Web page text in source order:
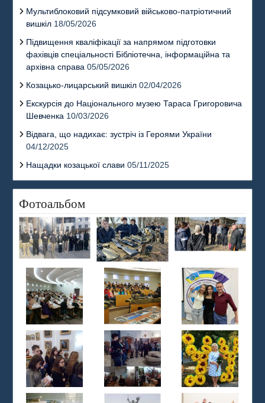
Мультиблоковий підсумковий військово-патріотичний
вишкіл 18/05/2026
Підвищення кваліфікації за напрямом підготовки
фахівців спеціальності Бібліотечна, інформаційна та
архівна справа 05/05/2026
Козацько-лицарський вишкіл 02/04/2026
Екскурсія до Національного музею Тараса Григоровича
Шевченка 10/03/2026
Відвага, що надихає: зустріч із Героями України
04/12/2025
Нащадки козацької слави 05/11/2025
Фотоальбом